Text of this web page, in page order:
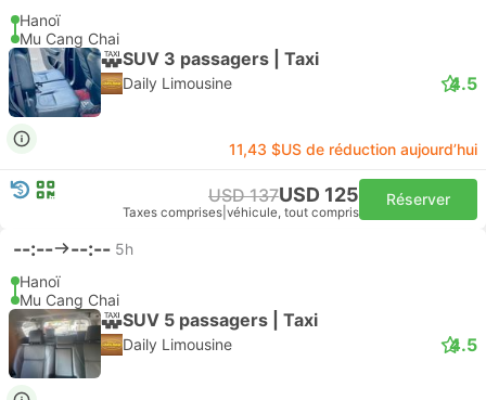
Hanoï
Mu Cang Chai
SUV 3 passagers | Taxi
Daily Limousine 4.5
11,43 $US de réduction aujourd’hui
USD 137USD 125
Taxes comprises véhicule, tout compris
Réserver
--:-- --:-- 5h
Hanoï
Mu Cang Chai
SUV 5 passagers | Taxi
Daily Limousine 4.5